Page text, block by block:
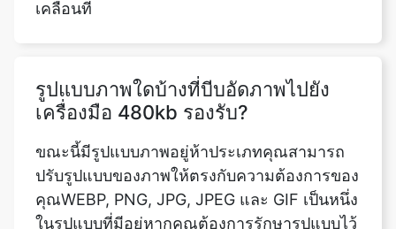
ขณะนี้มีรูปแบบภาพอยู่ห้าประเภทคุณสามารถ
ปรับรูปแบบของภาพให้ตรงกับความต้องการของ
คุณWEBP, PNG, JPG, JPEG และ GIF เป็นหนึ่ง
ในรูปแบบที่มีอยู่หากคุณต้องการรักษารูปแบบไว้
เหมือนเดิม ให้เลือกตัวเลือก 'ป้อนชนิด
mime'หลังจากอัปโหลดภาพไปที่ด้านล่างของ